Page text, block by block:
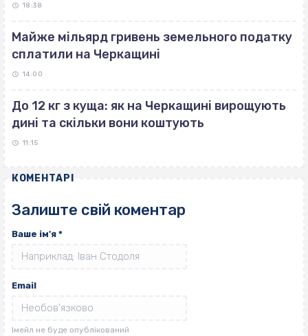
18:38
Майже мільярд гривень земельного податку
сплатили на Черкащині
14:00
До 12 кг з куща: як на Черкащині вирощують
дині та скільки вони коштують
11:15
КОМЕНТАРІ
Залиште свій коментар
Ваше ім'я *
Email